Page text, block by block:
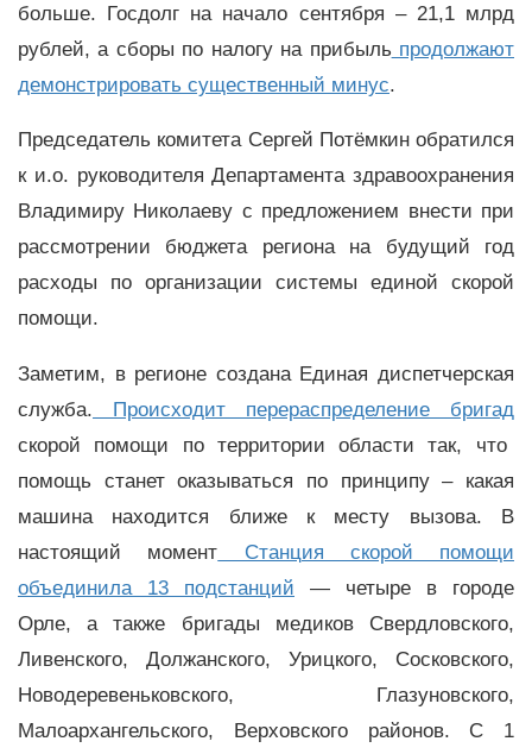
больше. Госдолг на начало сентября – 21,1 млрд
рублей, а сборы по налогу на прибыль продолжают
демонстрировать существенный минус.
Председатель комитета Сергей Потёмкин обратился
к и.о. руководителя Департамента здравоохранения
Владимиру Николаеву с предложением внести при
рассмотрении бюджета региона на будущий год
расходы по организации системы единой скорой
помощи.
Заметим, в регионе создана Единая диспетчерская
служба. Происходит перераспределение бригад
скорой помощи по территории области так, что
помощь станет оказываться по принципу – какая
машина находится ближе к месту вызова. В
настоящий момент Станция скорой помощи
объединила 13 подстанций — четыре в городе
Орле, а также бригады медиков Свердловского,
Ливенского, Должанского, Урицкого, Сосковского,
Новодеревеньковского, Глазуновского,
Малоархангельского, Верховского районов. С 1